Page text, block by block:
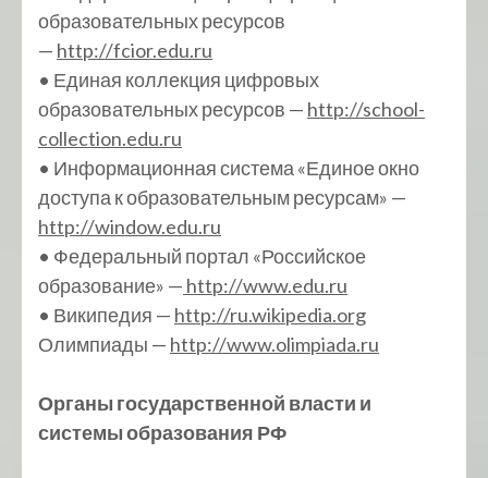
образовательных ресурсов
— http://fcior.edu.ru
• Единая коллекция цифровых
образовательных ресурсов — http://school-
collection.edu.ru
• Информационная система «Единое окно
доступа к образовательным ресурсам» —
http://window.edu.ru
• Федеральный портал «Российское
образование» — http://www.edu.ru
• Википедия — http://ru.wikipedia.org
Олимпиады — http://www.olimpiada.ru
Органы государственной власти и
системы образования РФ